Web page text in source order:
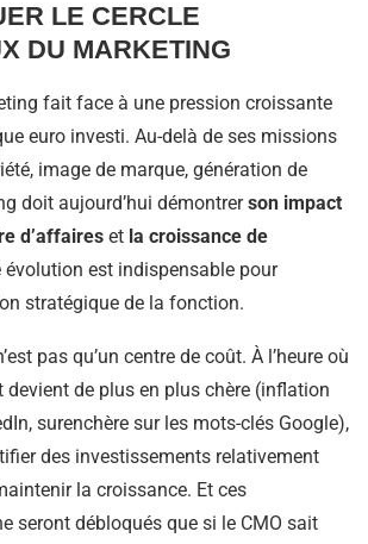
LE CERCLE
DU MARKETING
fait face à une pression croissante
euro investi. Au-delà de ses missions
image de marque, génération de
doit aujourd’hui démontrerson impact
d’affaires et la croissance de
évolution est indispensable pour
stratégique de la fonction.
pas qu’un centre de coût. À l’heure où
devient de plus en plus chère (inflation
surenchère sur les mots-clés Google),
des investissements relativement
la croissance. Et ces
seront débloqués que si le CMO sait